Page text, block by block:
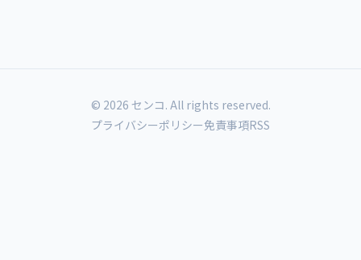
© 2026 センコ. All rights reserved.
プライバシーポリシー免責事項RSS